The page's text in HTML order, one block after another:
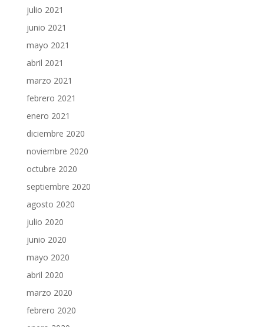
julio 2021
junio 2021
mayo 2021
abril 2021
marzo 2021
febrero 2021
enero 2021
diciembre 2020
noviembre 2020
octubre 2020
septiembre 2020
agosto 2020
julio 2020
junio 2020
mayo 2020
abril 2020
marzo 2020
febrero 2020